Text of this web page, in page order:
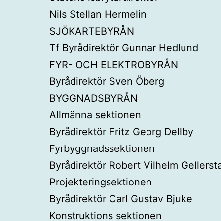
Nils Stellan Hermelin
SJÖKARTEBYRÅN
Tf Byrådirektör Gunnar Hedlund
FYR- OCH ELEKTROBYRÅN
Byrådirektör Sven Öberg
BYGGNADSBYRÅN
Allmänna sektionen
Byrådirektör Fritz Georg Dellby
Fyrbyggnadssektionen
Byrådirektör Robert Vilhelm
Projekteringsektionen
Byrådirektör Carl Gustav Bjuke
Konstruktions sektionen